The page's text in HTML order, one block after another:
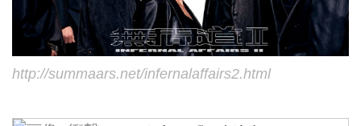
http://summaars.net/infernalaffairs2.html